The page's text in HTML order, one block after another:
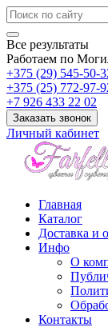
Все результаты
Работаем по
+375 (29) 545-50-
+375 (25) 772-97-
+7 926 433 22 02
Заказать звонок
Личный кабинет
Главная
Каталог
Доставка и
Инфо
О
Контакты